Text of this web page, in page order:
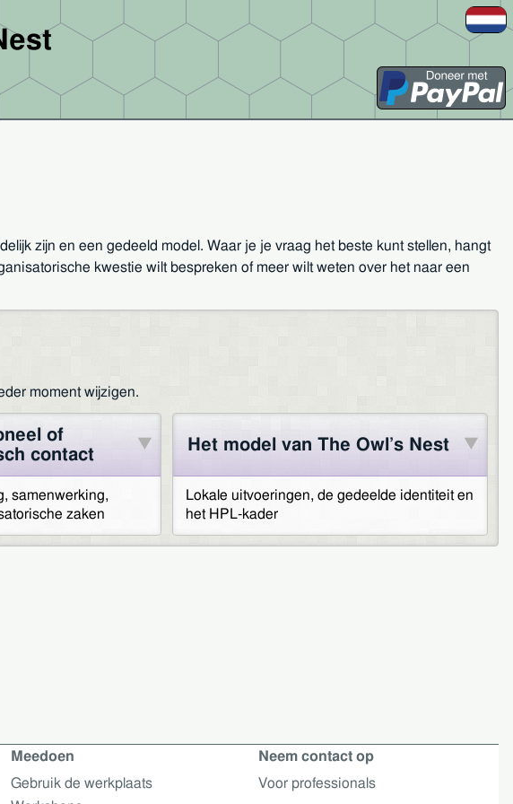
zijn en een gedeeld model. Waar je je vraag het beste kunt stellen, hangt
kwestie wilt bespreken of meer wilt weten over het naar een
moment wijzigen.
of
contact
samenwerking,
zaken
Het model van The Owl’s Nest
Lokale uitvoeringen, de gedeelde identiteit en
het HPL-kader
Meedoen
Gebruik de werkplaats
Neem contact op
Voor professionals